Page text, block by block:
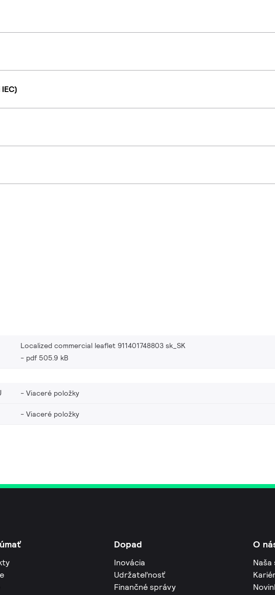
Localized commercial leaflet 911401748803 sk_SK
pdf 505.9 kB
Viaceré položky
Viaceré položky
Dopad
Inovácia
Udržateľnosť
Finančné správy
O